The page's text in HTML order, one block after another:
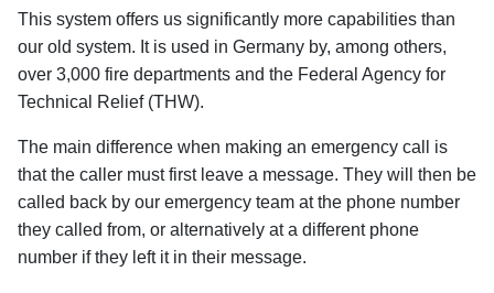
This system offers us significantly more capabilities than
our old system. It is used in Germany by, among others,
over 3,000 fire departments and the Federal Agency for
Technical Relief (THW).
The main difference when making an emergency call is
that the caller must first leave a message. They will then be
called back by our emergency team at the phone number
they called from, or alternatively at a different phone
number if they left it in their message.